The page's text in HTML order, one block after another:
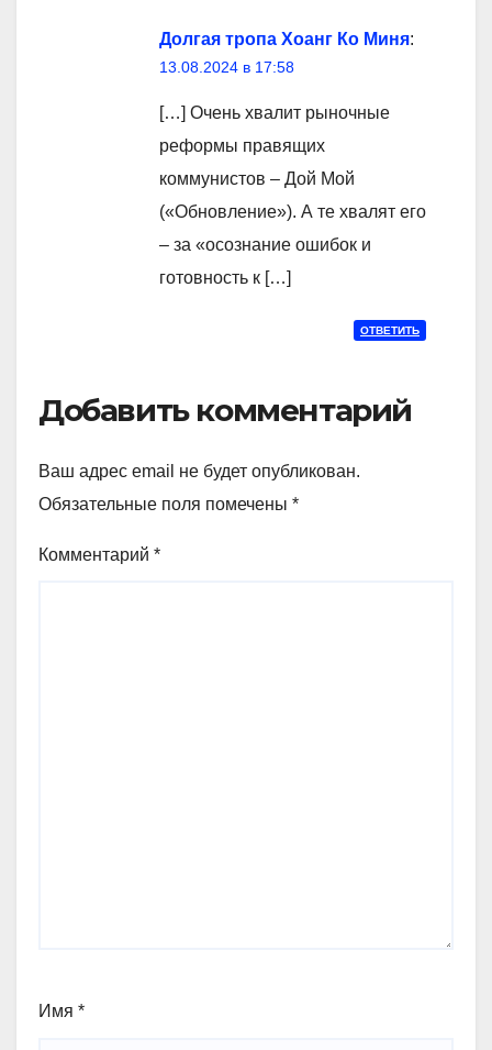
Долгая тропа Хоанг Ко Миня:
13.08.2024 в 17:58
[…] Очень хвалит рыночные
реформы правящих
коммунистов – Дой Мой
(«Обновление»). А те хвалят его
– за «осознание ошибок и
готовность к […]
ОТВЕТИТЬ
Добавить комментарий
Ваш адрес email не будет опубликован.
Обязательные поля помечены *
Комментарий *
Имя *